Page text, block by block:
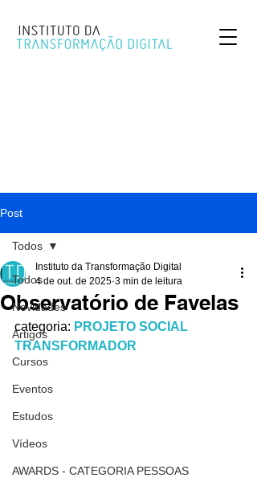
Post
Todos
Novidades
Artigos
Cursos
Eventos
Estudos
Vídeos
AWARDS - CATEGORIA PESSOAS
Todos
Observatório de Favelas
Instituto da Transformação Digital
4 de out. de 2025 3 min de leitura
categoria: PROJETO SOCIAL
TRANSFORMADOR